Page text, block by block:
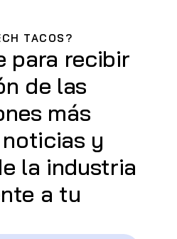
TACOS?
para recibir
de las
más
y
la industria
a tu